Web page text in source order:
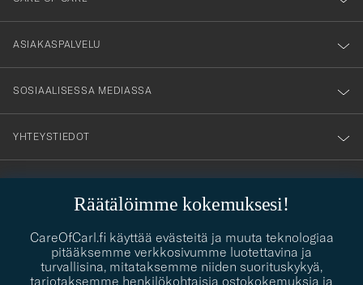
Räätälöimme kokemuksesi!
CareOfCarl.fi käyttää evästeitä ja muuta teknologiaa
pitääksemme verkkosivumme luotettavina ja
turvallisina, mitataksemme niiden suorituskykyä,
tarjotaksemme henkilökohtaisia ostokokemuksia ja
vårt
nyhetsbrev!
ASIAKASPALVELU
SOSIAALISESSA MEDIASSA
YHTEYSTIEDOT
contact@careofcarl.com
PUKEUTUMISNEUVONTA
Kaipaatko apua oman tyylisi löytämiseen? Me autamme sinua
mielellämme!
PUKEUTUMISNEUVONTA